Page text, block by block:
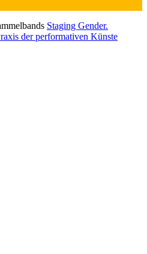
Staging Gender.
der performativen Künste